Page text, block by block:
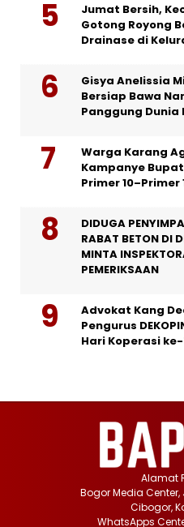
Jumat Bersih,
Gotong Royong
Drainase di
Gisya Anelissia
Bersiap Bawa
Panggung Dunia
Warga Karang
Kampanye
Primer
DIDUGA
RABAT BETON DI
MINTA
PEMERIKSAAN
Advokat Kang
Pengurus
Hari Koperasi
Alamat
Bogor Media Center,
Cibogor,
WhatsApps